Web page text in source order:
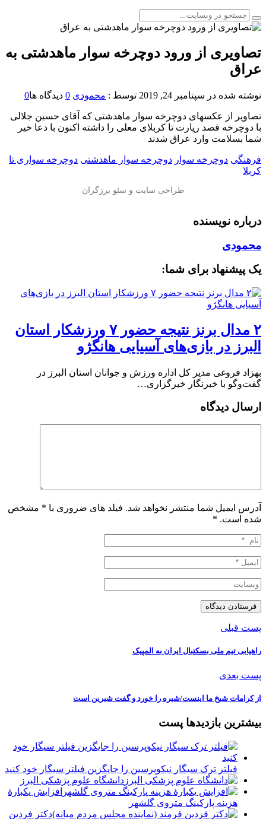
تصاویری از ورود دوچرخه سوار ماهدشتی به
عراق
نوشته شده در سپتامبر 24, 2019 توسط : محمودی 0 دیدگاه ها0
تصاویر از عکسهای دوچرخه سوار ماهدشتی که آقای حسین جلالی
با دوچرخه قصد ریارت تا کربلای معلی را داشته اکنون با دعا خیر
شما بسلامت وارد عراق شدند
فرهنگی دوچرخه سوار دوچرخه سوار ماهدشتی دوچرخه سواری تا
کربلا
درباره نویسنده
محمودی
یک پیشنهاد برای شما:
۲ مدال برنز نتیجه حضور ۷ ورزشکار استان
البرز در بازی‌های آسیایی هانگژو
بهزاد فروغی مدیر کل اداره ورزش و جوانان استان البرز در
گفت‌وگو با خبرنگار خبرگزاری…
ارسال دیدگاه
آدرس ایمیل شما منتشر نخواهد شد. فیلد های ضروری با * مشخص
شده است. *
پست قبلی
راهیابی تیم ملی بسکتبال ایران به المپیک
پست بعدی
از کرامات شیخ ما اینست/شیره را خورد و گفت شیرین است
بیشترین بازدیدها پست
فیلتر ترک سیگار نیکوپرسین را جایگزین فیلتر سیگار خود کنید
دانشگاه علوم پزشکی البرز
افزایش یکبارۀ
هزینه پارکینگ متروی گلشهر
دكتر فردين